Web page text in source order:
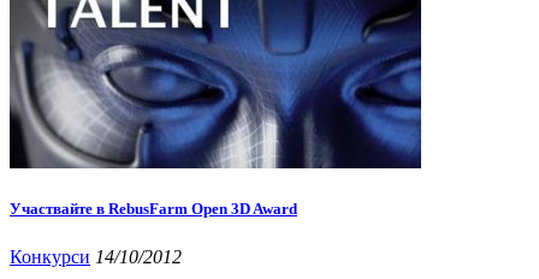
Участвайте в RebusFarm Open 3D Award
Конкурси 14/10/2012